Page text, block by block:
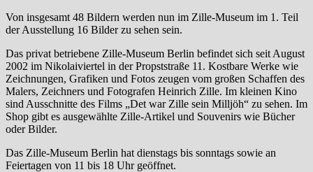
Von insgesamt 48 Bildern werden nun im Zille-Museum im 1. Teil
der Ausstellung 16 Bilder zu sehen sein.
Das privat betriebene Zille-Museum Berlin befindet sich seit August
2002 im Nikolaiviertel in der Propststraße 11. Kostbare Werke wie
Zeichnungen, Grafiken und Fotos zeugen vom großen Schaffen des
Malers, Zeichners und Fotografen Heinrich Zille. Im kleinen Kino
sind Ausschnitte des Films „Det war Zille sein Milljöh“ zu sehen. Im
Shop gibt es ausgewählte Zille-Artikel und Souvenirs wie Bücher
oder Bilder.
Das Zille-Museum Berlin hat dienstags bis sonntags sowie an
Feiertagen von 11 bis 18 Uhr geöffnet.